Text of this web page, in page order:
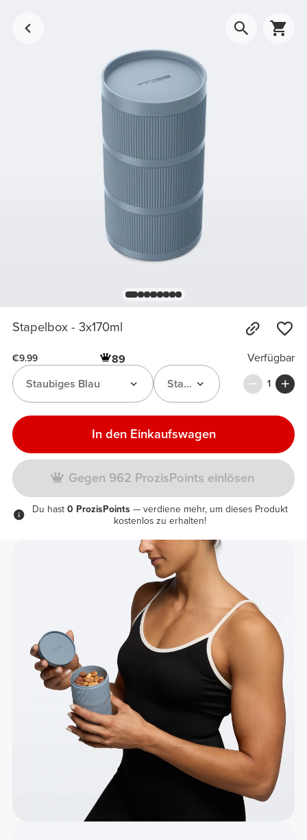
Stapelbox - 3x170ml
€9.99 89
Verfügbar
Stapelbox
Staubiges Blau 1
In den Einkaufswagen
Gegen 962 ProzisPoints einlösen
Du hast 0 ProzisPoints — verdiene mehr, um dieses Produkt
kostenlos zu erhalten!